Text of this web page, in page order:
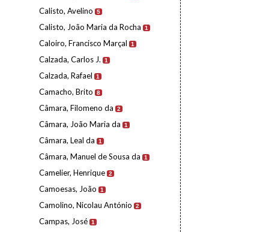
Calisto, Avelino 5
Calisto, João Maria da Rocha 1
Caloiro, Francisco Marçal 1
Calzada, Carlos J. 1
Calzada, Rafael 1
Camacho, Brito 8
Câmara, Filomeno da 2
Câmara, João Maria da 1
Câmara, Leal da 1
Câmara, Manuel de Sousa da 1
Camelier, Henrique 2
Camoesas, João 1
Camolino, Nicolau António 2
Campas, José 1